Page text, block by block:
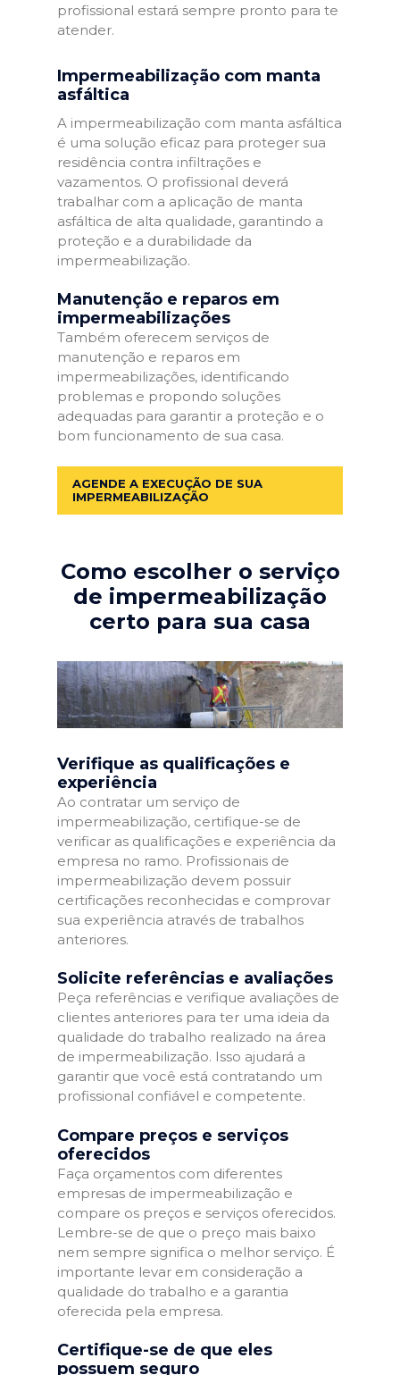
profissional estará sempre pronto para te
atender.
Impermeabilização com manta
asfáltica
A impermeabilização com manta asfáltica
é uma solução eficaz para proteger sua
residência contra infiltrações e
vazamentos. O profissional deverá
trabalhar com a aplicação de manta
asfáltica de alta qualidade, garantindo a
proteção e a durabilidade da
impermeabilização.
Manutenção e reparos em
impermeabilizações
Também oferecem serviços de
manutenção e reparos em
impermeabilizações, identificando
problemas e propondo soluções
adequadas para garantir a proteção e o
bom funcionamento de sua casa.
AGENDE A EXECUÇÃO DE SUA
IMPERMEABILIZAÇÃO
Como escolher o serviço
de impermeabilização
certo para sua casa
Verifique as qualificações e
experiência
Ao contratar um serviço de
impermeabilização, certifique-se de
verificar as qualificações e experiência da
empresa no ramo. Profissionais de
impermeabilização devem possuir
certificações reconhecidas e comprovar
sua experiência através de trabalhos
anteriores.
Solicite referências e avaliações
Peça referências e verifique avaliações de
clientes anteriores para ter uma ideia da
qualidade do trabalho realizado na área
de impermeabilização. Isso ajudará a
garantir que você está contratando um
profissional confiável e competente.
Compare preços e serviços
oferecidos
Faça orçamentos com diferentes
empresas de impermeabilização e
compare os preços e serviços oferecidos.
Lembre-se de que o preço mais baixo
nem sempre significa o melhor serviço. É
importante levar em consideração a
qualidade do trabalho e a garantia
oferecida pela empresa.
Certifique-se de que eles
possuem seguro